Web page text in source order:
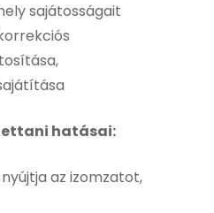
sajátosságait
hatásai:
az izomzatot,